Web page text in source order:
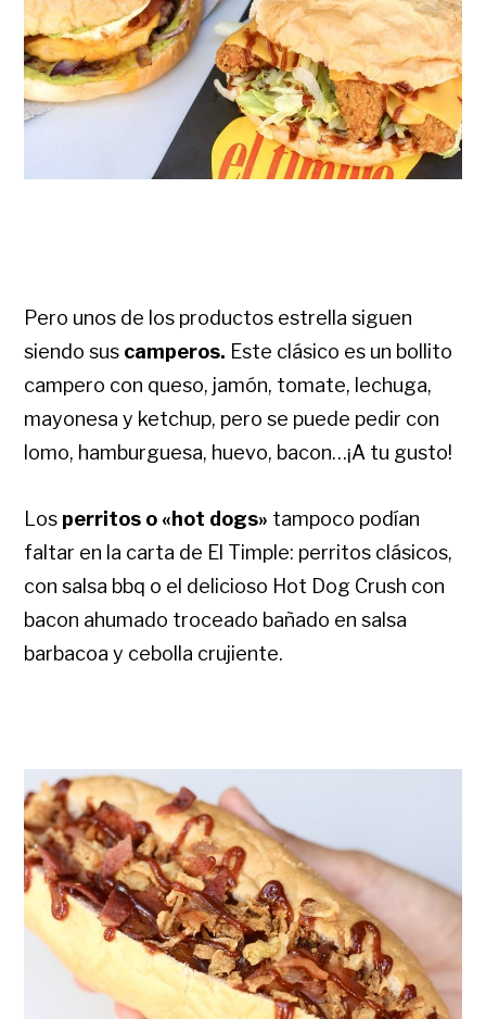
Pero unos de los productos estrella siguen
siendo sus camperos. Este clásico es un bollito
campero con queso, jamón, tomate, lechuga,
mayonesa y ketchup, pero se puede pedir con
lomo, hamburguesa, huevo, bacon…¡A tu gusto!
Los perritos o «hot dogs» tampoco podían
faltar en la carta de El Timple: perritos clásicos,
con salsa bbq o el delicioso Hot Dog Crush con
bacon ahumado troceado bañado en salsa
barbacoa y cebolla crujiente.